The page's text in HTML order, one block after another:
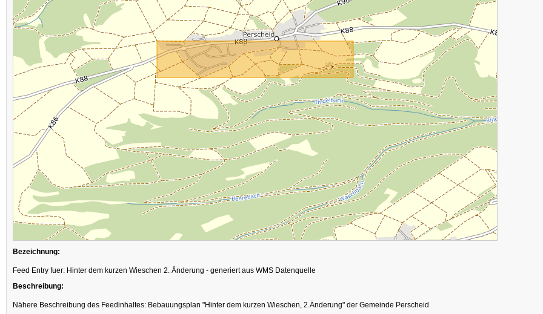
Bezeichnung:
Feed Entry fuer: Hinter dem kurzen Wieschen 2. Änderung - generiert aus WMS Datenquelle
Beschreibung:
Nähere Beschreibung des Feedinhaltes: Bebauungsplan "Hinter dem kurzen Wieschen, 2.Änderung" der Gemeinde Perscheid